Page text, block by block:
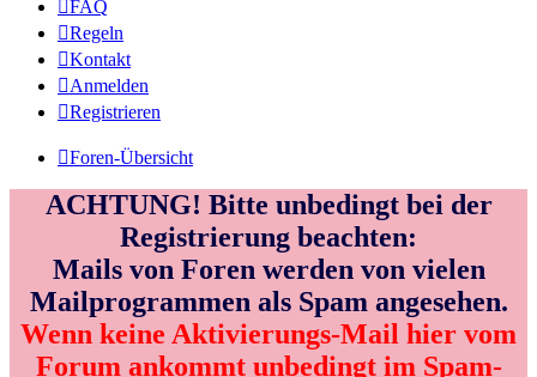
FAQ
Regeln
Kontakt
Anmelden
Registrieren
Foren-Übersicht
ACHTUNG! Bitte unbedingt bei der
Registrierung beachten:
Mails von Foren werden von vielen
Mailprogrammen als Spam angesehen.
Wenn keine Aktivierungs-Mail hier vom
Forum ankommt unbedingt im Spam-